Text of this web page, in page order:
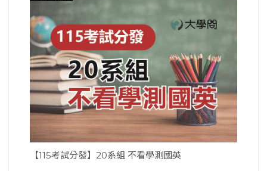
【115考試分發】20系組 不看學測國英